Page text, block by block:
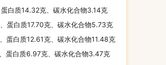
白质14.32克、碳水化合物3.14克
蛋白质17.70克、碳水化合物5.73克
蛋白质12.61克、碳水化合物11.48克
蛋白质6.97克、碳水化合物3.47克